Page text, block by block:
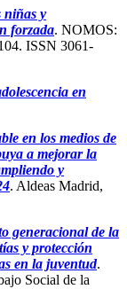
niñas y
forzada. NOMOS:
ISSN 3061-
en
en los medios de
a mejorar la
y
. Aldeas Madrid,
generacional de la
y protección
en la juventud.
Social de la